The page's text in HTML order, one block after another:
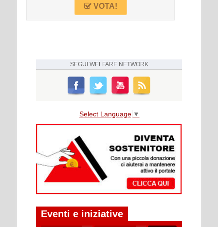
VOTA!
SEGUI WELFARE NETWORK
Select Language ▼
Eventi e iniziative